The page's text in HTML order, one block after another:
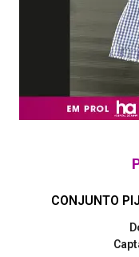
CONJUNTO